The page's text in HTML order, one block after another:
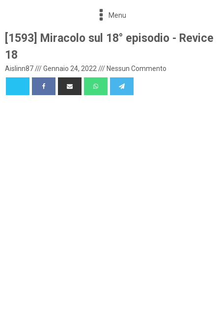
Menu
[1593] Miracolo sul 18° episodio - Revice
18
Aislinn87///Gennaio 24, 2022 /// Nessun Commento